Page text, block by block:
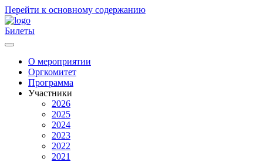
Перейти к основному содержанию
Билеты
Главное
меню
О мероприятии
Оргкомитет
Программа
Участники
2026
2025
2024
2023
2022
2021